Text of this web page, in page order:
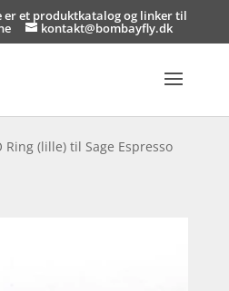
er et produktkatalog og linker til
kontakt@bombayfly.dk
Ring (lille) til Sage Espresso